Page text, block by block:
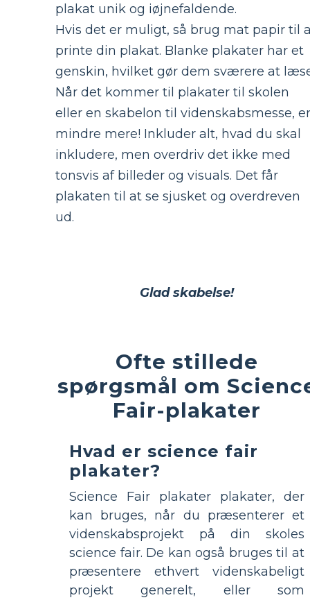
plakat unik og iøjnefaldende.
Hvis det er muligt, så brug mat papir til
printe din plakat. Blanke plakater har et
genskin, hvilket gør dem sværere at
Når det kommer til plakater til skolen
eller en skabelon til videnskabsmesse, er
mindre mere! Inkluder alt, hvad du skal
inkludere, men overdriv det ikke med
tonsvis af billeder og visuals. Det får
plakaten til at se sjusket og overdreven
ud.
Glad skabelse!
Ofte stillede
spørgsmål om
Fair-plakater
Hvad er science fair
plakater?
Science Fair plakater plakater, der
kan bruges, når du præsenterer et
videnskabsprojekt på din skoles
science fair. De kan også bruges til at
præsentere ethvert videnskabeligt
projekt generelt, eller som